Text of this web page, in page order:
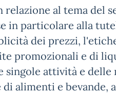
al tema del
in particolare alla
dei prezzi,
promozionali e di
attività e delle
alimenti e bevande,